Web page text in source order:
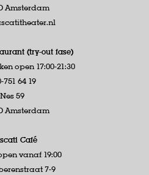
Amsterdam
(try-out fase)
open 17:00-21:30
751 64 19
Nes 59
Amsterdam
Café
vanaf 19:00
7-9